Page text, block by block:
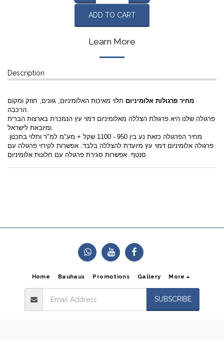
ADD TO CART
Learn More
Description
מחיר פרגולות אלומיניום תלוי מאיכות האלומיניום, גוונים, חוזק ומקום
הרכבה.
פרגולה שלנו היא פרגולת הצללה מאלומיניום דמוי עץ הנמכרת בארצות הברית
ומיובאת לישראל.
מחיר הפרגולה כזאת נע בין 950 - 1100 שקל + מע"מ למ"ר ותלוי בתכנון.
פרגולה אלומיניום דמוי עץ מיועדת להצללה בלבד. אפשרות לקירוי פרגולה עם
סנטף. אפשרות סגירת פרגולה עם חלונות אלומיניום.
Home Bauhaus Promotions Gallery More
SUBSCRIBE